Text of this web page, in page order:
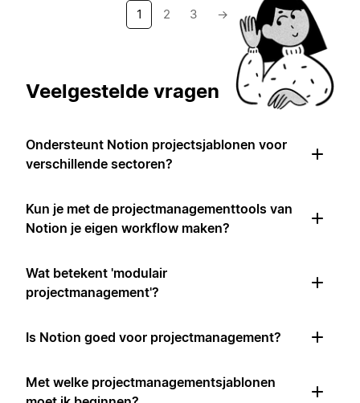
1 2 3 →
Veelgestelde vragen
Ondersteunt Notion projectsjablonen voor
verschillende sectoren?
Kun je met de projectmanagementtools van
Notion je eigen workflow maken?
Wat betekent 'modulair
projectmanagement'?
Is Notion goed voor projectmanagement?
Met welke projectmanagementsjablonen